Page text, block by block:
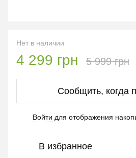
Нет в наличии
4 299 грн 5 999 грн
Сообщить, когда
Войти для отображения
В избранное